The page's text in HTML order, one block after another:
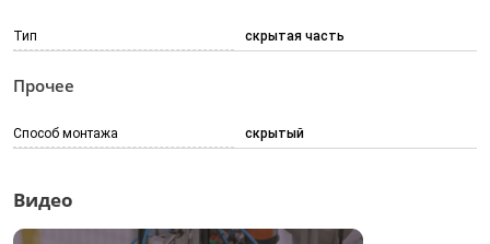
Тип скрытая часть
Прочее
Способ монтажа скрытый
Видео